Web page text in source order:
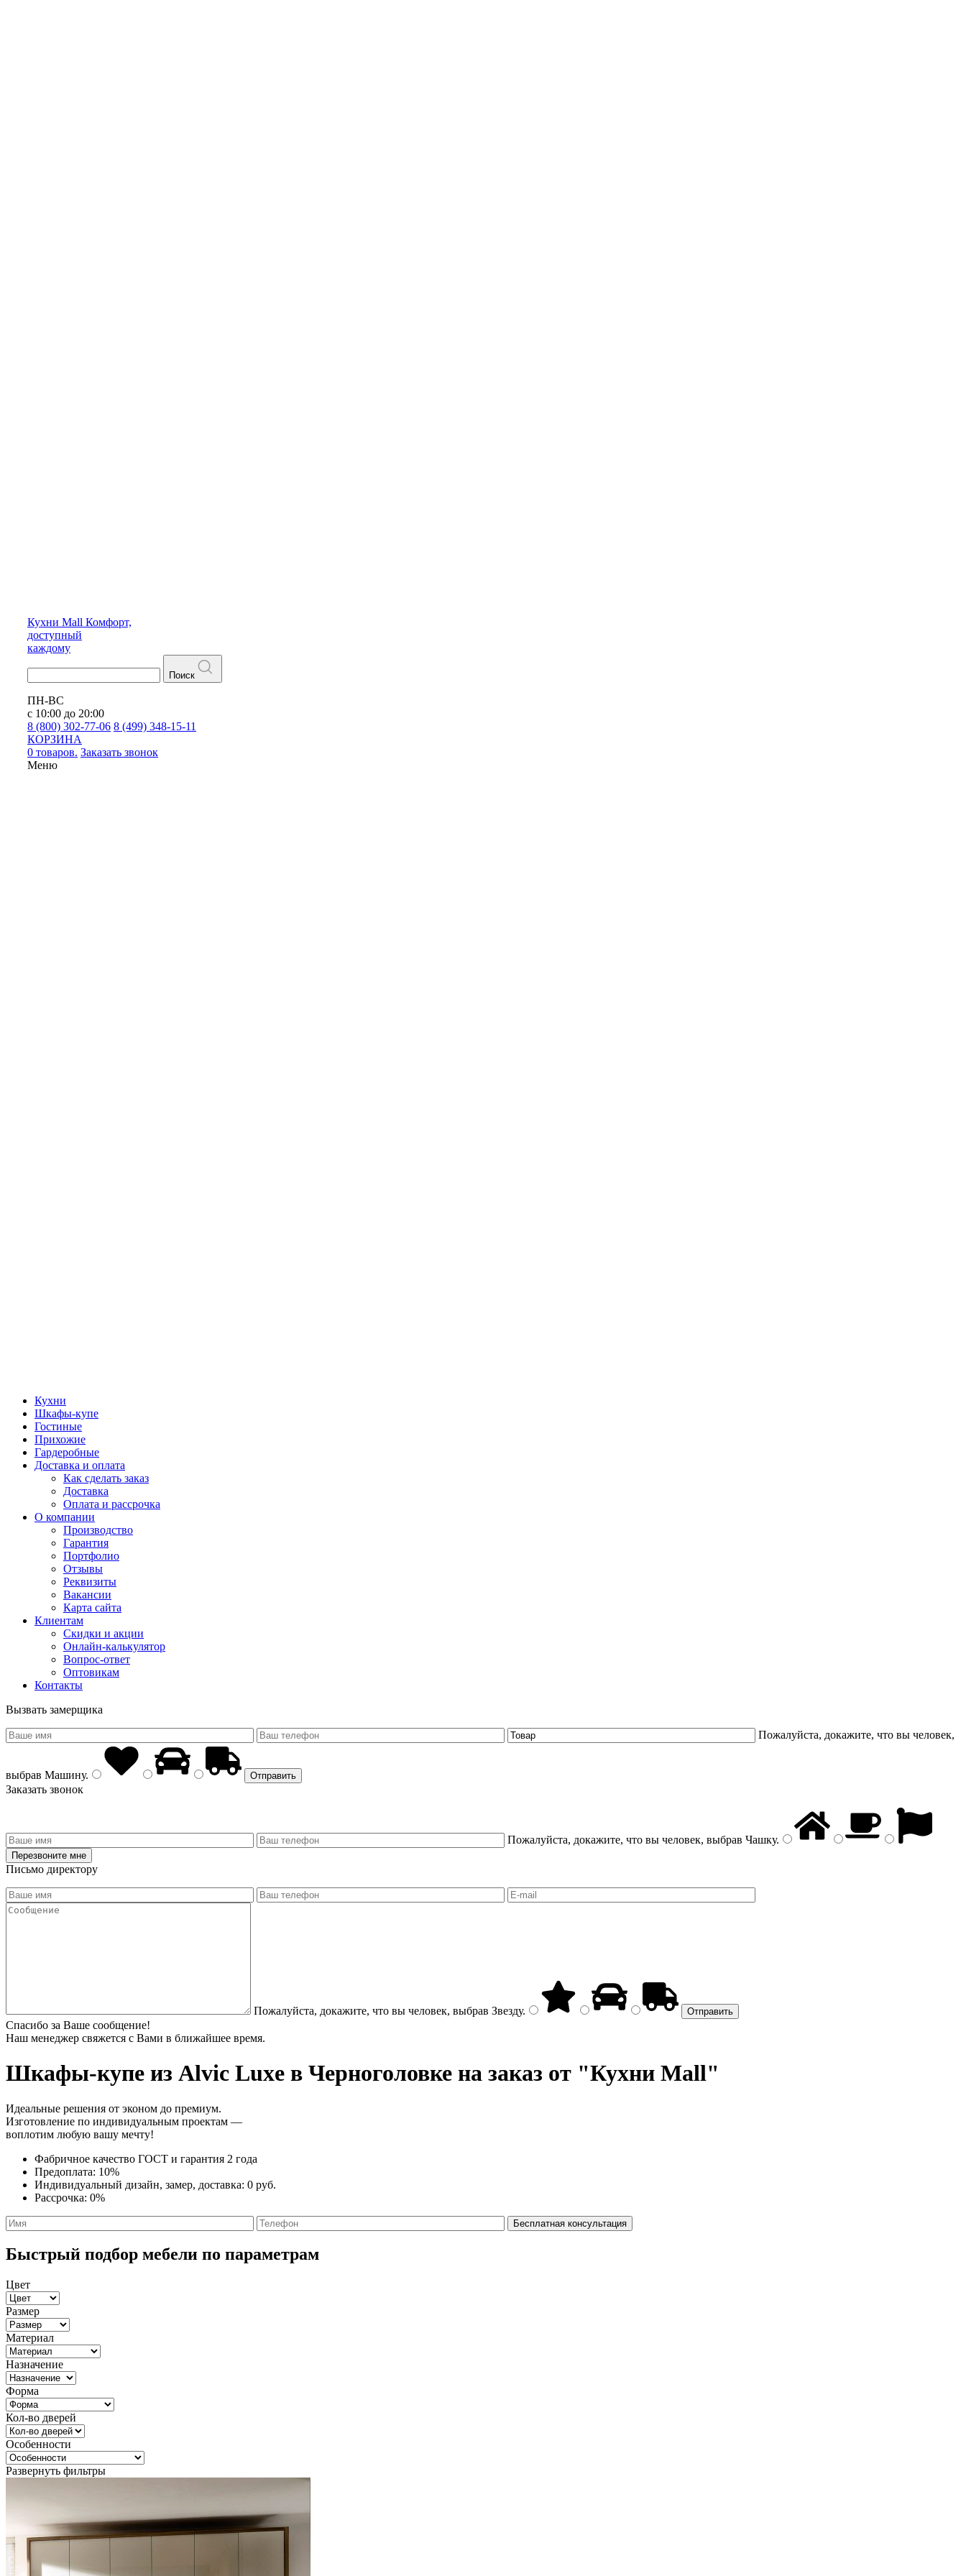
Кухни Mall Комфорт,
доступный
каждому
Поиск
ПН-ВС
с 10:00 до 20:00
8 (800) 302-77-06 8 (499) 348-15-11
КОРЗИНА
0 товаров. Заказать звонок
Меню
Кухни
Шкафы-купе
Гостиные
Прихожие
Гардеробные
Доставка и оплата
Как сделать заказ
Доставка
Оплата и рассрочка
О компании
Производство
Гарантия
Портфолио
Отзывы
Реквизиты
Вакансии
Карта сайта
Клиентам
Скидки и акции
Онлайн-калькулятор
Вопрос-ответ
Оптовикам
Контакты
Вызвать замерщика
Пожалуйста, докажите, что вы человек,
выбрав Машину.
Заказать звонок
Пожалуйста, докажите, что вы человек, выбрав Чашку.
Письмо директору
Пожалуйста, докажите, что вы человек, выбрав Звезду.
Спасибо за Ваше сообщение!
Наш менеджер свяжется с Вами в ближайшее время.
Шкафы-купе из Alvic Luxe в Черноголовке на заказ от "Кухни Mall"
Идеальные решения от эконом до премиум.
Изготовление по индивидуальным проектам —
воплотим любую вашу мечту!
Фабричное качество ГОСТ и гарантия 2 года
Предоплата: 10%
Индивидуальный дизайн, замер, доставка: 0 руб.
Рассрочка: 0%
Быстрый подбор мебели по параметрам
Цвет
Размер
Материал
Назначение
Форма
Кол-во дверей
Особенности
Развернуть фильтры